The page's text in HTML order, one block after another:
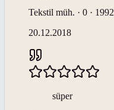
Tekstil müh. · 0 · 1992
20.12.2018
süper